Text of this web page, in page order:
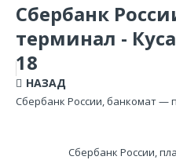
Сбербанк
терминал -
18
НАЗАД
Сбербанк России, банкомат —
Сбербанк России,